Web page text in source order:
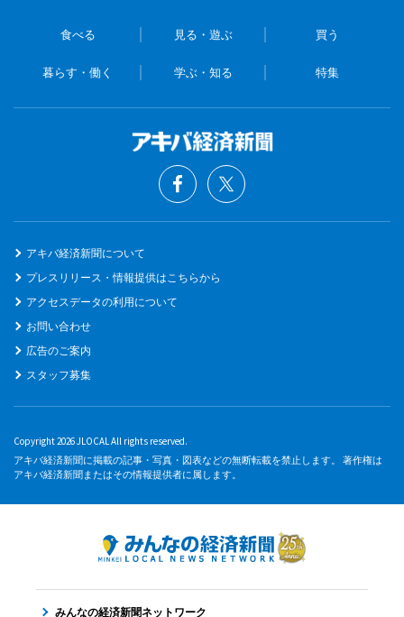
食べる 見る・遊ぶ 買う
暮らす・働く 学ぶ・知る 特集
アキバ経済新聞について
プレスリリース・情報提供はこちらから
アクセスデータの利用について
お問い合わせ
広告のご案内
スタッフ募集
Copyright 2026 JLOCAL All rights reserved.
アキバ経済新聞に掲載の記事・写真・図表などの無断転載を禁止します。 著作権は
アキバ経済新聞またはその情報提供者に属します。
みんなの経済新聞ネットワーク